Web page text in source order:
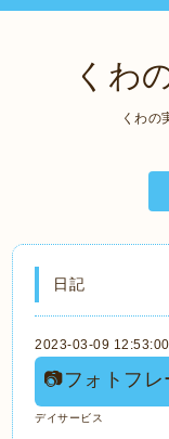
くわ
くわの
日記
2023-03-09 12:53:00
📷フォトフレ
デイサービス